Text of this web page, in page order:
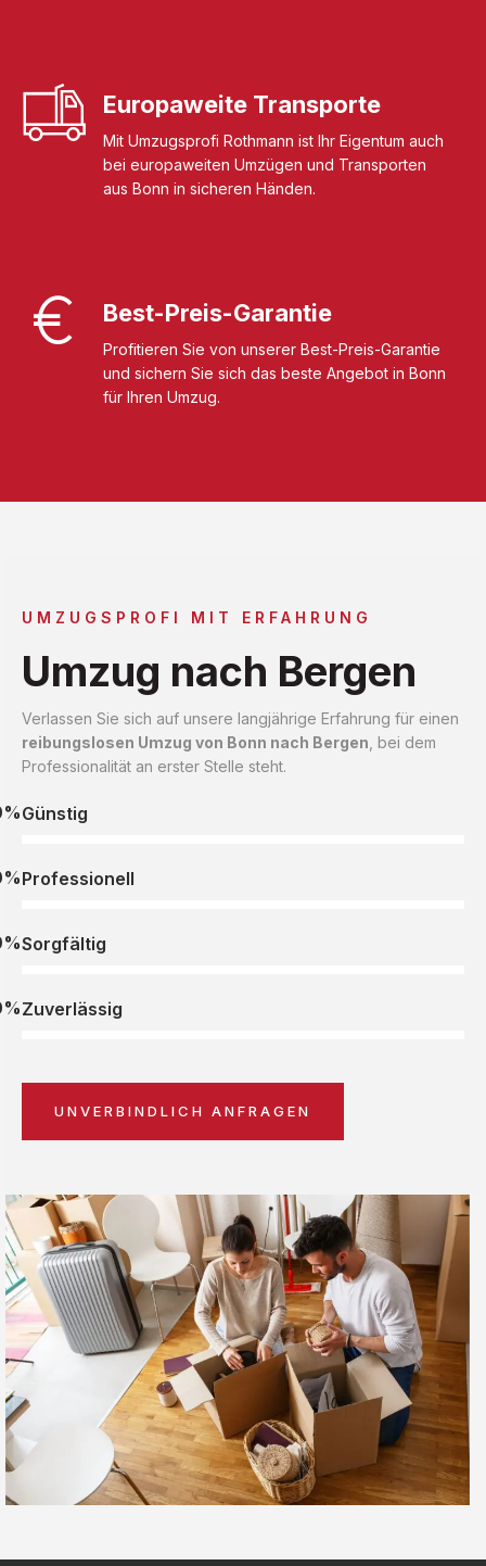
Europaweite Transporte
Mit Umzugsprofi Rothmann ist Ihr Eigentum auch
bei europaweiten Umzügen und Transporten
aus Bonn in sicheren Händen.
Best-Preis-Garantie
Profitieren Sie von unserer Best-Preis-Garantie
und sichern Sie sich das beste Angebot in Bonn
für Ihren Umzug.
UMZUGSPROFI MIT ERFAHRUNG
Umzug nach Bergen
Verlassen Sie sich auf unsere langjährige Erfahrung für einen
reibungslosen Umzug von Bonn nach Bergen , bei dem
Professionalität an erster Stelle steht.
Günstig
Professionell
Sorgfältig
Zuverlässig
UNVERBINDLICH ANFRAGEN